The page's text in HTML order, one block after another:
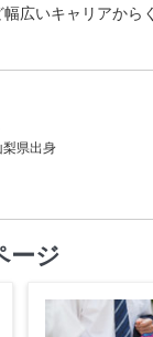
広いキャリアから
県出身
ージ